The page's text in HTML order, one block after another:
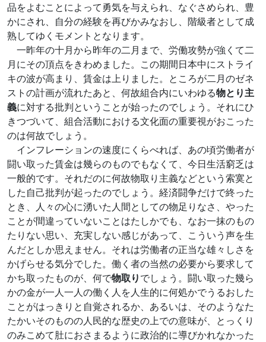
品をよむことによって勇気を与えられ、なぐさめられ、豊
かにされ、自分の経験を再びかみなおし、階級者として成
熟してゆくモメントとなります。
一昨年の十月から昨年の二月まで、労働攻勢が強くて二
月にその頂点をきわめました。この期間日本中にストライ
キの波が高まり、賃金は上りました。ところが二月のゼネ
ストの計画が流れたあと、何故組合内にいわゆる物とり主
義に対する批判ということが始ったのでしょう。それにひ
きつづいて、組合活動における文化面の重要視がおこった
のは何故でしょう。
インフレーションの速度にくらべれば、あの頃労働者が
闘い取った賃金は幾らのものでもなくて、今日生活窮乏は
一般的です。それだのに何故物取り主義などという索寞と
した自己批判が起ったのでしょう。経済闘争だけで終った
とき、人々の心に湧いた人間としての物足りなさ、やった
ことが間違っていないことはたしかでも、なお一抹のもの
たりない思い、充実しない感じがあって、こういう声を生
んだとしか思えません。それは労働者の正当な雄々しさを
かげらせる気分でした。働く者の当然の必要から要求して
かち取ったものが、何で物取りでしょう。闘い取った幾ら
かの金が一人一人の働く人を人生的に何処かでうるおした
ことがはっきりと自覚されるか、あるいは、そのようなた
たかいそのものの人民的な歴史の上での意味が、とっくり
のみこめて肚におさまるように政治的に導びかれなかった